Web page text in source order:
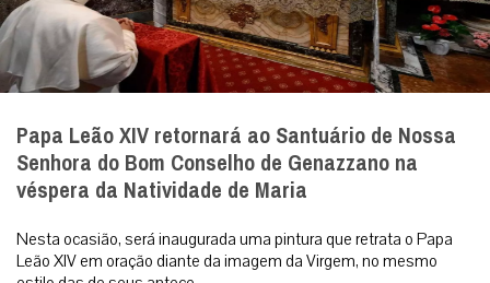
Papa Leão XIV retornará ao Santuário de Nossa
Senhora do Bom Conselho de Genazzano na
véspera da Natividade de Maria
Nesta ocasião, será inaugurada uma pintura que retrata o Papa
Leão XIV em oração diante da imagem da Virgem, no mesmo